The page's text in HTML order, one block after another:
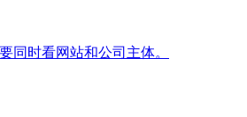
同时看网站和公司主体。